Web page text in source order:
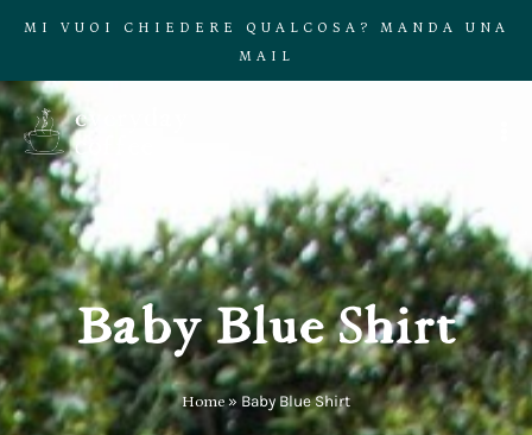
MI VUOI CHIEDERE QUALCOSA? MANDA UNA
MAIL
Baby Blue Shirt
Home» Baby Blue Shirt